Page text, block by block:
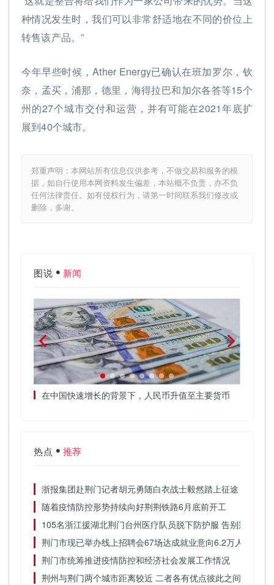
种情况发生时，我们可以非常舒适地在不同的价位上
转售该产品。”
今年早些时候，Ather Energy已确认在班加罗尔，钦
奈，孟买，浦那，德里，海得拉巴和加尔各答等15个
州的27个城市交付和运营，并有可能在2021年底扩
展到40个城市。
郑重声明：本网站所有信息仅供参考，不做交易和服务的根
据，如自行使用本网资料发生偏差，本站概不负责，亦不负
任何法律责任。如有侵权行为，请第一时间联系我们修改或
删除，多谢。
图说 新闻
在中国快速增长的背景下，人民币升值至主要货币
热点 推荐
浙报集团赴荆门记者胡元勇随白衣战士毅然踏上征途
随着疫情防控形势持续向好荆荆铁路6月底前开工
105名浙江援湖北荆门台州医疗队员脱下防护服 告别荆门的
荆门市现已举办线上招聘会67场达成就业意向6.2万人
荆门市统筹推进疫情防控和经济社会发展工作情况
荆州与荆门两个城市距离较近 二者各有优点彼此之间差别不